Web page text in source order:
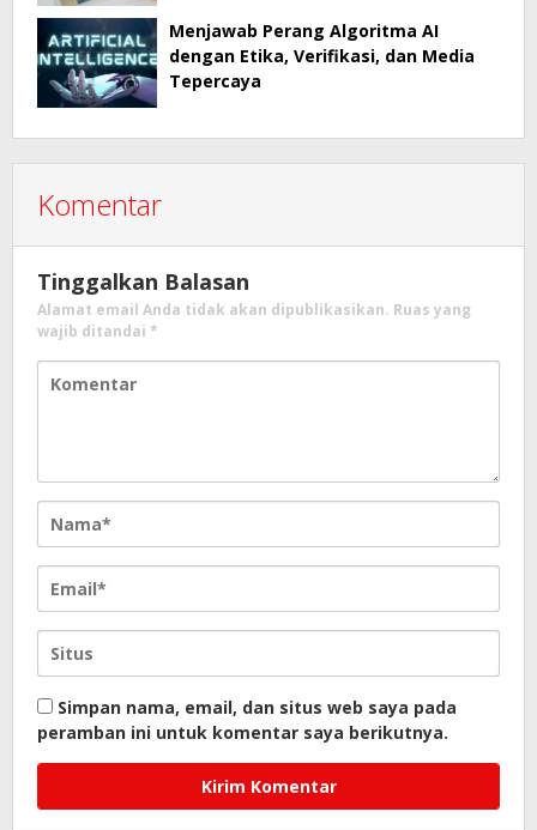
Menjawab Perang Algoritma AI
dengan Etika, Verifikasi, dan Media
Tepercaya
Komentar
Tinggalkan Balasan
Alamat email Anda tidak akan dipublikasikan. Ruas yang
wajib ditandai *
Simpan nama, email, dan situs web saya pada
peramban ini untuk komentar saya berikutnya.